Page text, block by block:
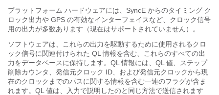
プラットフォーム ハードウェアには、SyncE からのタイミング ク
ロック出力や GPS の有効なインターフェイスなど、クロック信号
用の出力が多数あります（現在はサポートされていません）。
ソフトウェアは、これらの出力を駆動するために使用されるクロ
ック信号に関連付けられた QL 情報を含む、これらのすべての出
力をデータベースに保持します。QL 情報には、QL 値、ステップ
削除カウンタ、発信元クロック ID、および発信元クロックから現
在のクロックまでのパスに関する情報を含む一連のフラグが含ま
れます。QL 値は、入力で説明したのと同じ方法で送信されます